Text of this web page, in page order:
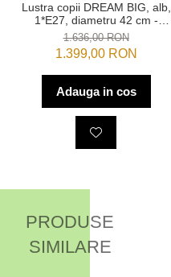
Lustra copii DREAM BIG, alb,
1*E27, diametru 42 cm -
IDEAL LUX
1.636,00 RON
1.399,00 RON
Adauga in cos
PRODUSE
SIMILARE